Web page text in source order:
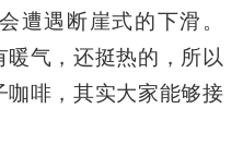
遭遇断崖式的下滑。
暖气，还挺热的，所以
啡，其实大家能够接